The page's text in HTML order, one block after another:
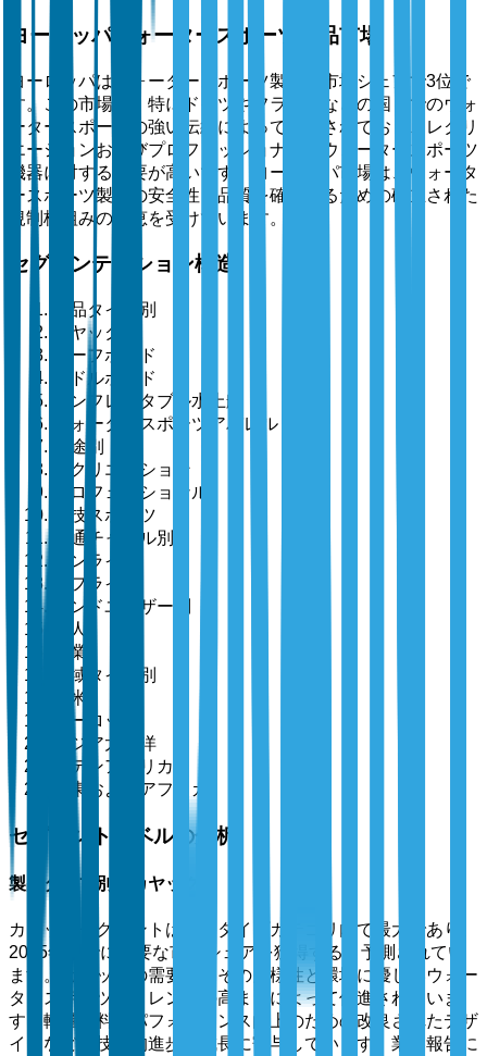
ヨーロッパウォータースポーツ製品市場
ヨーロッパはウォータースポーツ製品の市場シェアで3位で
す。この市場は、特にドイツやフランスなどの国々でのウォ
ータースポーツの強い伝統によって推進されており、レクリ
エーションおよびプロフェッショナルのウォータースポーツ
機器に対する需要が高いです。ヨーロッパ市場は、ウォータ
ースポーツ製品の安全性と品質を確保するための確立された
規制枠組みの恩恵を受けています。
セグメンテーション構造
製品タイプ別
カヤック
サーフボード
パドルボード
インフレータブル水上艇
ウォータースポーツアパレル
用途別
レクリエーション
プロフェッショナル
競技スポーツ
流通チャネル別
オンライン
オフライン
エンドユーザー別
個人
商業
地域タイプ別
北米
ヨーロッパ
アジア太平洋
ラテンアメリカ
中東およびアフリカ
セグメントレベルの分析
製品タイプ別：カヤック
カヤックセグメントは製品タイプカテゴリ内で最大であり、
2025年までに重要な市場シェアを獲得すると予測されてい
ます。カヤックの需要は、その多様性と環境に優しいウォー
タースポーツのトレンドの高まりによって促進されていま
す。軽量材料やパフォーマンス向上のための改良されたデザ
インなどの技術的進歩も成長に寄与しています。業界報告に